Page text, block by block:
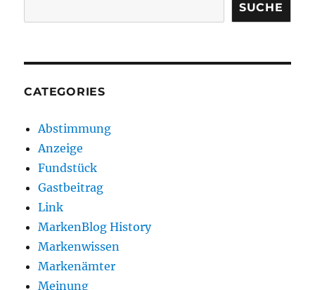
SUCHE
CATEGORIES
Abstimmung
Anzeige
Fundstück
Gastbeitrag
Link
MarkenBlog History
Markenwissen
Markenämter
Meinung